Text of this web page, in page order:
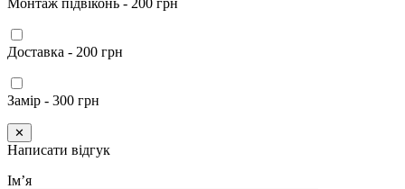
Доставка - 200 грн
Замір - 300 грн
✕
Написати відгук
Імʼя